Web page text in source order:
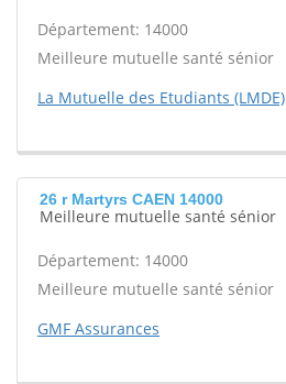
Département: 14000
Meilleure mutuelle santé sénior
La Mutuelle des Etudiants (LMDE)
26 r Martyrs CAEN 14000
Meilleure mutuelle santé sénior
Département: 14000
Meilleure mutuelle santé sénior
GMF Assurances